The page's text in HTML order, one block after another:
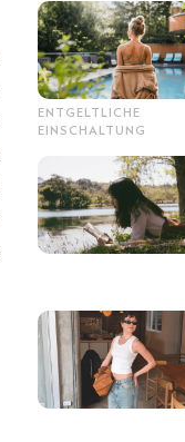
ENTGELTLICHE
EINSCHALTUNG